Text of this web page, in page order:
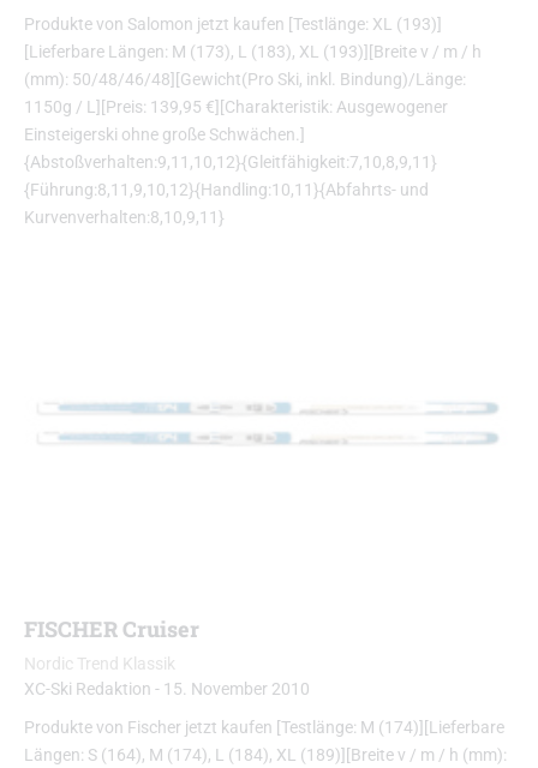
Produkte von Salomon jetzt kaufen [Testlänge: XL (193)]
[Lieferbare Längen: M (173), L (183), XL (193)][Breite v / m / h
(mm): 50/48/46/48][Gewicht(Pro Ski, inkl. Bindung)/Länge:
1150g / L][Preis: 139,95 €][Charakteristik: Ausgewogener
Einsteigerski ohne große Schwächen.]
{Abstoßverhalten:9,11,10,12}{Gleitfähigkeit:7,10,8,9,11}
{Führung:8,11,9,10,12}{Handling:10,11}{Abfahrts- und
Kurvenverhalten:8,10,9,11}
FISCHER Cruiser
Nordic Trend Klassik
XC-Ski Redaktion - 15. November 2010
Produkte von Fischer jetzt kaufen [Testlänge: M (174)][Lieferbare
Längen: S (164), M (174), L (184), XL (189)][Breite v / m / h (mm):